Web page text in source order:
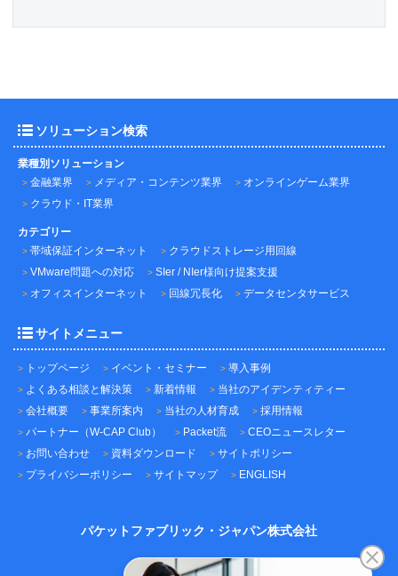
ソリューション検索
業種別ソリューション
金融業界
メディア・コンテンツ業界
オンラインゲーム業界
クラウド・IT業界
カテゴリー
帯域保証インターネット
クラウドストレージ用回線
VMware問題への対応
SIer / NIer様向け提案支援
オフィスインターネット
回線冗長化 データセンタサービス
サイトメニュー
トップページ イベント・セミナー
導入事例
よくある相談と解決策
新着情報
当社のアイデンティティー
会社概要
事業所案内 当社の人材育成
採用情報
パートナー（W-CAP Club）
Packet流
CEOニュースレター
お問い合わせ
資料ダウンロード
サイトポリシー
プライバシーポリシー
サイトマップ ENGLISH
パケットファブリック・ジャパン株式会社
〒101-0045